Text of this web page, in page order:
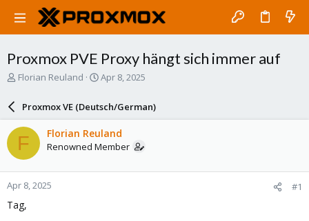
Proxmox PVE Proxy hängt sich immer auf
T
a
d
s
t
a
r
t
e
Florian Reuland
S
r
d
a
e
Apr 8, 2025
Proxmox VE (Deutsch/German)
F Florian Reuland
Renowned Member
Apr 8, 2025 #1
Tag,